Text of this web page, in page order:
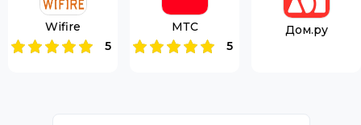
Wifire
5
МТС
5
Дом.ру